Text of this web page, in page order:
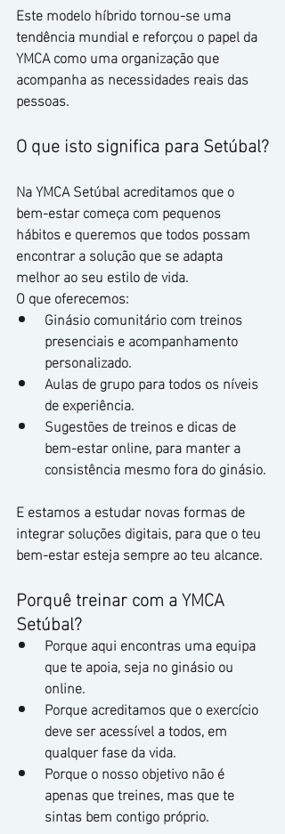
Este modelo híbrido tornou-se uma
tendência mundial e reforçou o papel da
YMCA como uma organização que
acompanha as necessidades reais das
pessoas.
O que isto significa para Setúbal?
Na YMCA Setúbal acreditamos que o
bem-estar começa com pequenos
hábitos e queremos que todos possam
encontrar a solução que se adapta
melhor ao seu estilo de vida.
O que oferecemos:
Ginásio comunitário com treinos
presenciais e acompanhamento
personalizado.
Aulas de grupo para todos os níveis
de experiência.
Sugestões de treinos e dicas de
bem-estar online, para manter a
consistência mesmo fora do ginásio.
E estamos a estudar novas formas de
integrar soluções digitais, para que o teu
bem-estar esteja sempre ao teu alcance.
Porquê treinar com a YMCA
Setúbal?
Porque aqui encontras uma equipa
que te apoia, seja no ginásio ou
online.
Porque acreditamos que o exercício
deve ser acessível a todos, em
qualquer fase da vida.
Porque o nosso objetivo não é
apenas que treines, mas que te
sintas bem contigo próprio.